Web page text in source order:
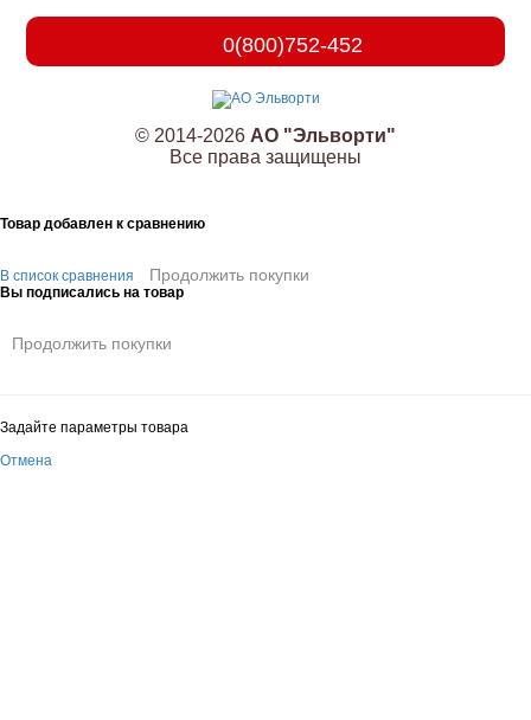
0(800)752-452
© 2014-2026 АО "Эльворти"
Все права защищены
Товар добавлен к сравнению
В список сравнения Продолжить покупки
Вы подписались на товар
Продолжить покупки
Задайте параметры товара
Отмена